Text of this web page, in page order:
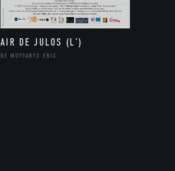
AIR DE JULOS (L’)
DE MOFFARTS ERIC